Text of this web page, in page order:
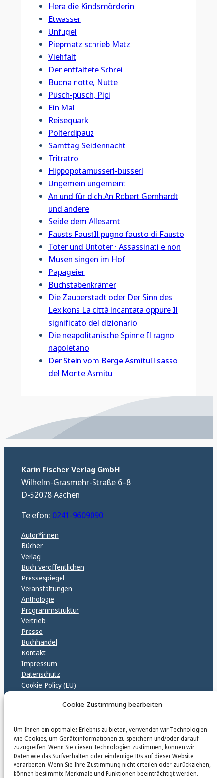
Cookie Zustimmung bearbeiten
Um Ihnen ein optimales Erlebnis zu bieten, verwenden wir Technologien
wie Cookies, um Geräteinformationen zu speichern und/oder darauf
zuzugreifen. Wenn Sie diesen Technologien zustimmen, können wir
Daten wie das Surfverhalten oder eindeutige IDs auf dieser Website
verarbeiten. Wenn Sie Ihre Zustimmung nicht erteilen oder zurückziehen,
können bestimmte Merkmale und Funktionen beeinträchtigt werden.
Hera die Kindsmörderin
Etwasser
Unfugel
Piepmatz schrieb Matz
Viehfalt
Der entfaltete Schrei
Buona notte, Nutte
Püsch-püsch, Pipi
Ein Mal
Reisequark
Polterdipauz
Samttag Seidennacht
Tritratro
Hippopotamusserl-busserl
Ungemein ungemeint
An und für dich.An Robert Gernhardt
und andere
Seide dem Allesamt
Fausts FaustIl pugno fausto di Fausto
Toter und Untoter · Assassinati e non
Musen singen im Hof
Papageier
Buchstabenkrämer
Die Zauberstadt oder Der Sinn des
Lexikons La città incantata oppure Il
significato del dizionario
Die neapolitanische Spinne Il ragno
napoletano
Der Stein vom Berge AsmituIl sasso
del Monte Asmitu
Karin Fischer Verlag GmbH
Wilhelm-Grasmehr-Straße 6–8
D-52078 Aachen
Telefon: 0241-9609090
Autor*innen
Bücher
Verlag
Buch veröffentlichen
Pressespiegel
Veranstaltungen
Anthologie
Programmstruktur
Vertrieb
Presse
Buchhandel
Kontakt
Impressum
Datenschutz
Cookie Policy (EU)
karinfischerverlag_ac
@karinfischerverlag_ac
Follow